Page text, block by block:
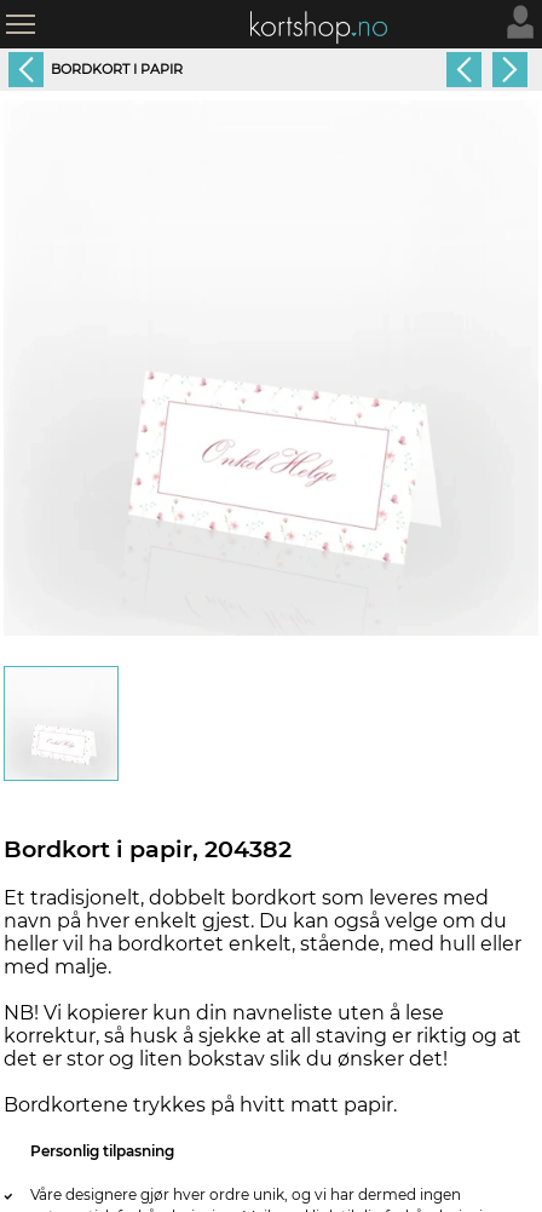
BORDKORT I PAPIR
Bordkort i papir, 204382
Et tradisjonelt, dobbelt bordkort som leveres med
navn på hver enkelt gjest. Du kan også velge om du
heller vil ha bordkortet enkelt, stående, med hull eller
med malje.
NB! Vi kopierer kun din navneliste uten å lese
korrektur, så husk å sjekke at all staving er riktig og at
det er stor og liten bokstav slik du ønsker det!
Bordkortene trykkes på hvitt matt papir.
Personlig tilpasning
Våre designere gjør hver ordre unik, og vi har dermed ingen